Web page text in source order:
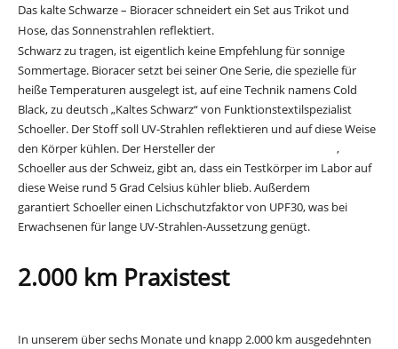
Das kalte Schwarze – Bioracer schneidert ein Set aus Trikot und
Hose, das Sonnenstrahlen reflektiert.
Schwarz zu tragen, ist eigentlich keine Empfehlung für sonnige
Sommertage. Bioracer setzt bei seiner One Serie, die spezielle für
heiße Temperaturen ausgelegt ist, auf eine Technik namens Cold
Black, zu deutsch „Kaltes Schwarz“ von Funktionstextilspezialist
Schoeller. Der Stoff soll UV-Strahlen reflektieren und auf diese Weise
den Körper kühlen. Der Hersteller der
,
Schoeller aus der Schweiz, gibt an, dass ein Testkörper im Labor auf
diese Weise rund 5 Grad Celsius kühler blieb. Außerdem
garantiert Schoeller einen Lichschutzfaktor von UPF30, was bei
Erwachsenen für lange UV-Strahlen-Aussetzung genügt.
2.000 km Praxistest
In unserem über sechs Monate und knapp 2.000 km ausgedehnten